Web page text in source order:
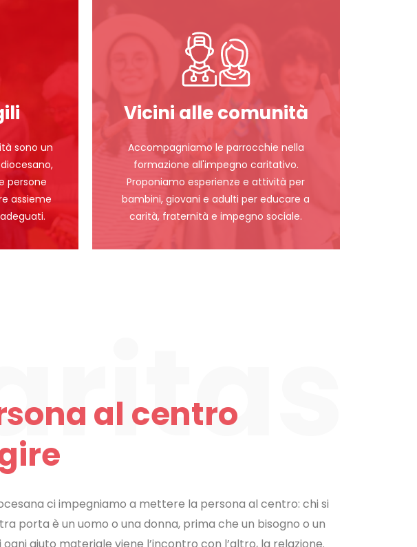
sono un
persone
assieme
Vicini alle comunità
Accompagniamo le parrocchie nella
formazione all'impegno caritativo.
Proponiamo esperienze e attività per
bambini, giovani e adulti per educare a
carità, fraternità e impegno sociale.
al centro
ci impegniamo a mettere la persona al centro: chi si
porta è un uomo o una donna, prima che un bisogno o un